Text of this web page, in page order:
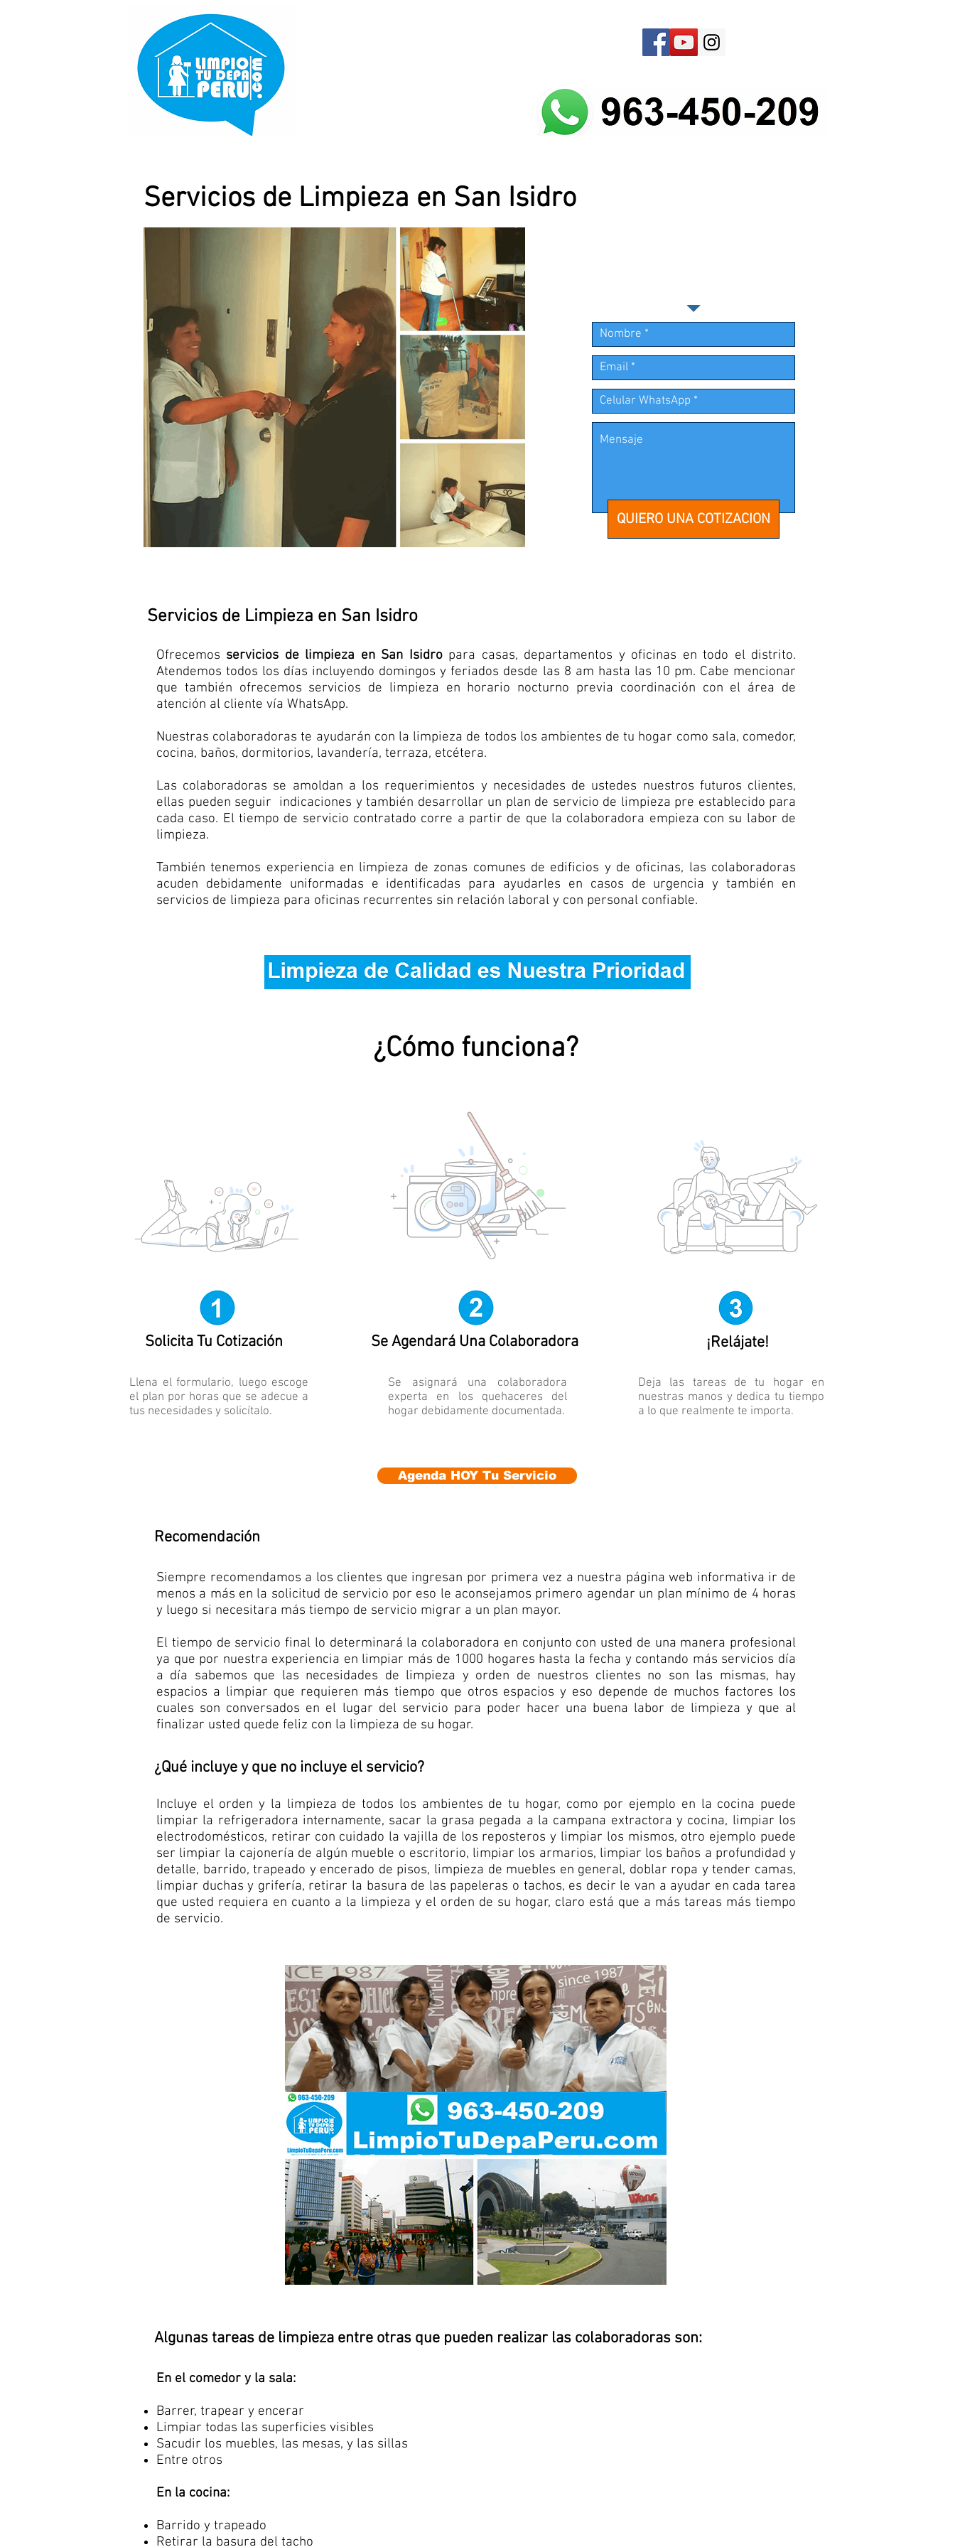
Servicios de Limpieza en San Isidro
QUIERO UNA COTIZACION
Servicios de Limpieza en San Isidro
Ofrecemos servicios de limpieza en San Isidropara casas, departamentos y oficinas en todo el distrito.
Atendemos todos los días incluyendo domingos y feriados desde las 8 am hasta las 10 pm. Cabe mencionar
que también ofrecemos servicios de limpieza en horario nocturno previa coordinación con el área de
atención al cliente vía WhatsApp.
Nuestras colaboradoras te ayudarán con la limpieza de todos los ambientes de tu hogar como sala, comedor,
cocina, baños, dormitorios, lavandería, terraza, etcétera.
Las colaboradoras se amoldan a los requerimientos y necesidades de ustedes nuestros futuros clientes,
ellas pueden seguir indicaciones y también desarrollar un plan de servicio de limpieza pre establecido para
cada caso. El tiempo de servicio contratado corre a partir de que la colaboradora empieza con su labor de
limpieza.
También tenemos experiencia en limpieza de zonas comunes de edificios y de oficinas, las colaboradoras
acuden debidamente uniformadas e identificadas para ayudarles en casos de urgencia y también en
servicios de limpieza para oficinas recurrentes sin relación laboral y con personal confiable.
¿Cómo funciona?
Solicita Tu Cotización
Llena el formulario, luego escoge
el plan por horas que se adecue a
tus necesidades y solicítalo.
Se Agendará Una Colaboradora
Se asignará una colaboradora
experta en los quehaceres del
hogar debidamente documentada.
¡Relájate!
Deja las tareas de tu hogar en
nuestras manos y dedica tu tiempo
a lo que realmente te importa.
Agenda HOY Tu Servicio
Recomendación
Siempre recomendamos a los clientes que ingresan por primera vez a nuestra página web informativa ir de
menos a más en la solicitud de servicio por eso le aconsejamos primero agendar un plan mínimo de 4 horas
y luego si necesitara más tiempo de servicio migrar a un plan mayor.
El tiempo de servicio final lo determinará la colaboradora en conjunto con usted de una manera profesional
ya que por nuestra experiencia en limpiar más de 1000 hogares hasta la fecha y contando más servicios día
a día sabemos que las necesidades de limpieza y orden de nuestros clientes no son las mismas, hay
espacios a limpiar que requieren más tiempo que otros espacios y eso depende de muchos factores los
cuales son conversados en el lugar del servicio para poder hacer una buena labor de limpieza y que al
finalizar usted quede feliz con la limpieza de su hogar.
¿Qué incluye y que no incluye el servicio?
Incluye el orden y la limpieza de todos los ambientes de tu hogar, como por ejemplo en la cocina puede
limpiar la refrigeradora internamente, sacar la grasa pegada a la campana extractora y cocina, limpiar los
electrodomésticos, retirar con cuidado la vajilla de los reposteros y limpiar los mismos, otro ejemplo puede
ser limpiar la cajonería de algún mueble o escritorio, limpiar los armarios, limpiar los baños a profundidad y
detalle, barrido, trapeado y encerado de pisos, limpieza de muebles en general, doblar ropa y tender camas,
limpiar duchas y grifería, retirar la basura de las papeleras o tachos, es decir le van a ayudar en cada tarea
que usted requiera en cuanto a la limpieza y el orden de su hogar, claro está que a más tareas más tiempo
de servicio.
Algunas tareas de limpieza entre otras que pueden realizar las colaboradoras son:
En el comedor y la sala:
Barrer, trapear y encerar
Limpiar todas las superficies visibles
Sacudir los muebles, las mesas, y las sillas
Entre otros
En la cocina:
Barrido y trapeado
Retirar la basura del tacho